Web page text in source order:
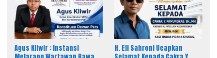
Agus Kliwir : Instansi
H. Eli Sahroni Ucapkan